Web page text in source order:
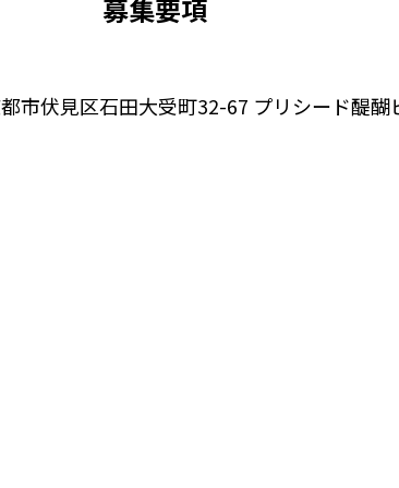
募集要項
市伏見区石田大受町32-67 プリシード醍醐